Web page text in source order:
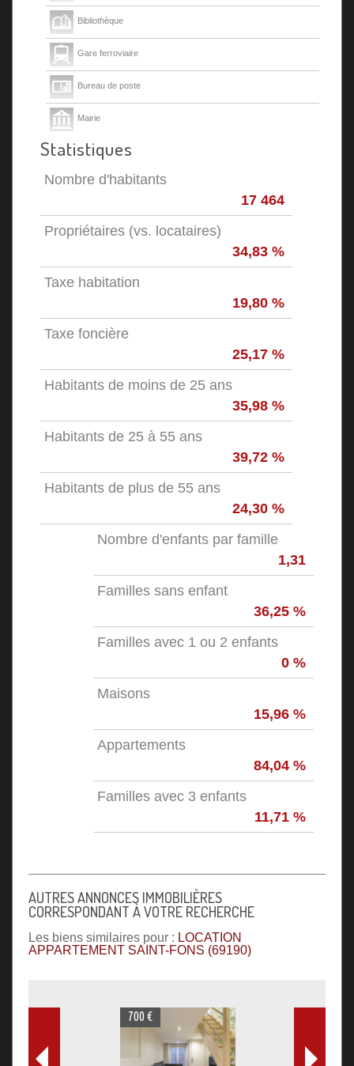
Bibliothèque
Gare ferroviaire
Bureau de poste
Mairie
Statistiques
Nombre d'habitants
17 464
Propriétaires (vs. locataires)
34,83 %
Taxe habitation
19,80 %
Taxe foncière
25,17 %
Habitants de moins de 25 ans
35,98 %
Habitants de 25 à 55 ans
39,72 %
Habitants de plus de 55 ans
24,30 %
Nombre d'enfants par famille
1,31
Familles sans enfant
36,25 %
Familles avec 1 ou 2 enfants
0 %
Maisons
15,96 %
Appartements
84,04 %
Familles avec 3 enfants
11,71 %
AUTRES ANNONCES IMMOBILIÈRES
CORRESPONDANT À VOTRE RECHERCHE
Les biens similaires pour : LOCATION
APPARTEMENT SAINT-FONS (69190)
700 €